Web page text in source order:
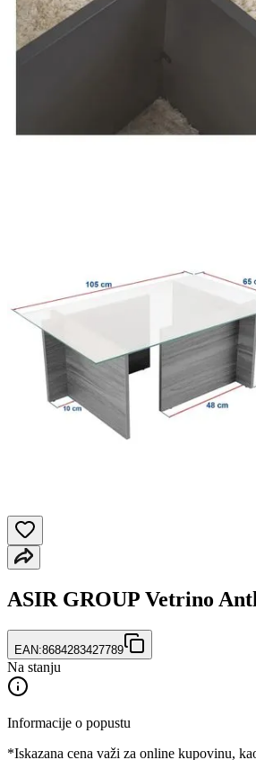
ASIR GROUP Vetrino
EAN:8684283427789
Na stanju
Informacije o popustu
*Iskazana cena važi za online kupovinu,